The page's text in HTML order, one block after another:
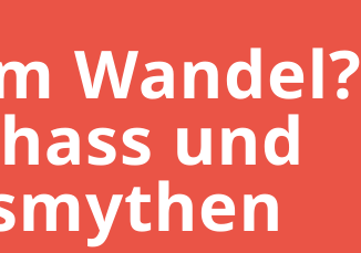
Wandel?
und